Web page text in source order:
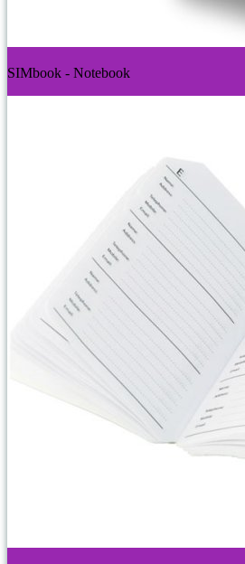
SIMbook - Notebook